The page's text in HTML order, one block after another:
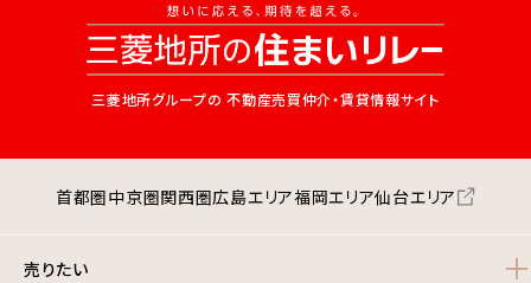
三菱地所グループの 不動産売買仲介・賃貸情報サイト
首都圏中京圏関西圏広島エリア福岡エリア仙台エリア
売りたい